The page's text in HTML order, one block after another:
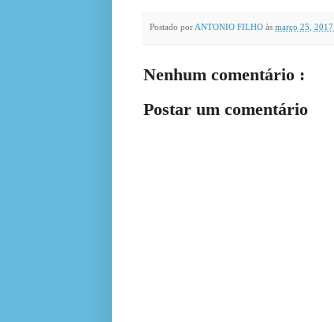
Postado por ANTONIO FILHO às março 25, 2017
Nenhum comentário :
Postar um comentário